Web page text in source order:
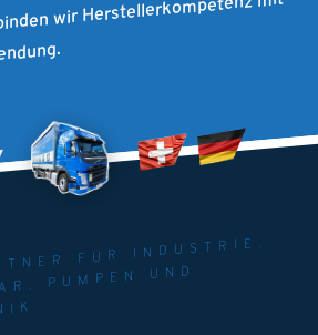
wir Herstellerkompetenz mit
FÜR INDUSTRIE.
PUMPEN UND